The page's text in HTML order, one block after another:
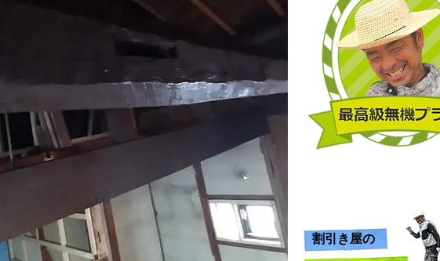
​割引き屋の